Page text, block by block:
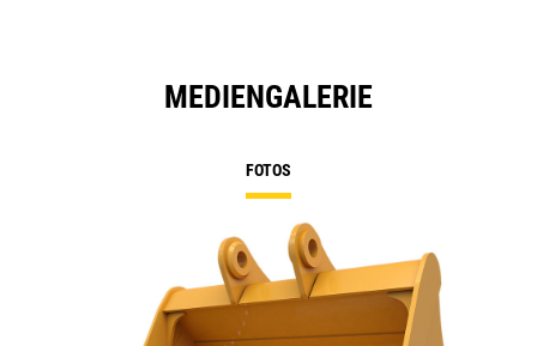
MEDIENGALERIE
FOTOS